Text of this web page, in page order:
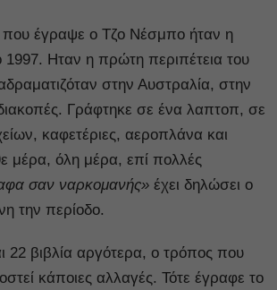
που έγραψε ο Τζο Νέσμπο ήταν η
1997. Ηταν η πρώτη περιπέτεια του
στην Αυστραλία, στην
Γράφτηκε σε ένα λαπτοπ, σε
καφετέριες, αεροπλάνα και
μέρα, όλη μέρα, επί πολλές
σαν ναρκομανής» έχει δηλώσει ο
την περίοδο.
22 βιβλία αργότερα, ο τρόπος που
κάποιες αλλαγές. Τότε έγραφε το